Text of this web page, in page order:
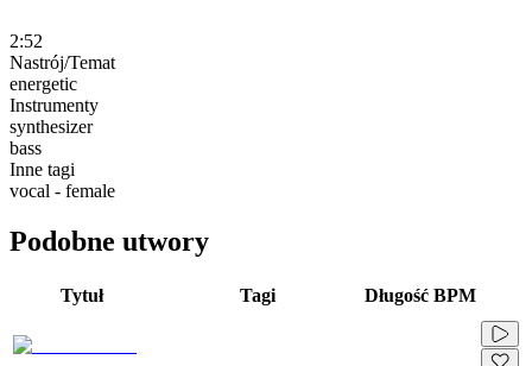
2:52
Nastrój/Temat
energetic
Instrumenty
synthesizer
bass
Inne tagi
vocal - female
Podobne utwory
Tytuł Tagi Długość BPM